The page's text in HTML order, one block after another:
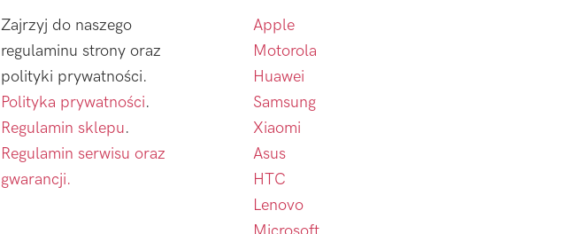
Zajrzyj do naszego
regulaminu strony oraz
polityki prywatności.
Polityka prywatności.
Regulamin sklepu.
Regulamin serwisu oraz
gwarancji.
Apple
Motorola
Huawei
Samsung
Xiaomi
Asus
HTC
Lenovo